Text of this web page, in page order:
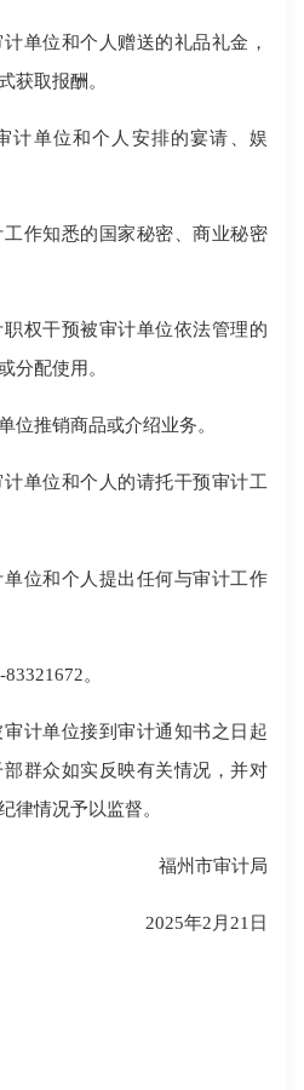
位和个人赠送的礼品礼金，
获取报酬。
单位和个人安排的宴请、娱
作知悉的国家秘密、商业秘密
干预被审计单位依法管理的
分配使用。
推销商品或介绍业务。
单位和个人的请托干预审计工
位和个人提出任何与审计工作
。
单位接到审计通知书之日起
群众如实反映有关情况，并对
律情况予以监督。
福州市审计局
2025年2月21日